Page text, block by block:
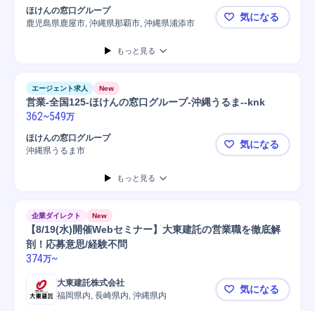
ほけんの窓口グループ
鹿児島県鹿屋市, 沖縄県那覇市, 沖縄県浦添市
営業-全国
気になる
もっと見る
エージェント求人 New
営業-全国125-ほけんの窓口グループ-沖縄うるま--knk
362~549万
ほけんの窓口グループ
沖縄県うるま市
営業-全国
気になる
もっと見る
企業ダイレクト New
【8/19(水)開催Webセミナー】大東建託の営業職を徹底解
剖！応募意思/経験不問
374万~
大東建託株式会社
福岡県内, 長崎県内, 沖縄県内
【8/19(水)
気になる